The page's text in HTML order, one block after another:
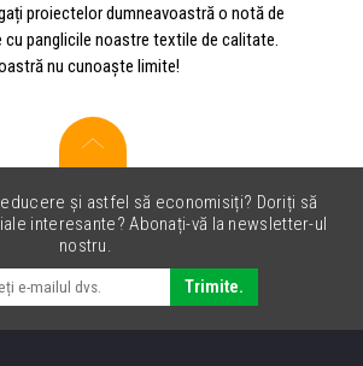
proiectelor dumneavoastră o notă de
panglicile noastre textile de calitate.
nu cunoaște limite!
și astfel să economisiți? Doriți să
interesante? Abonați-vă la newsletter-ul
nostru.
Trimite.